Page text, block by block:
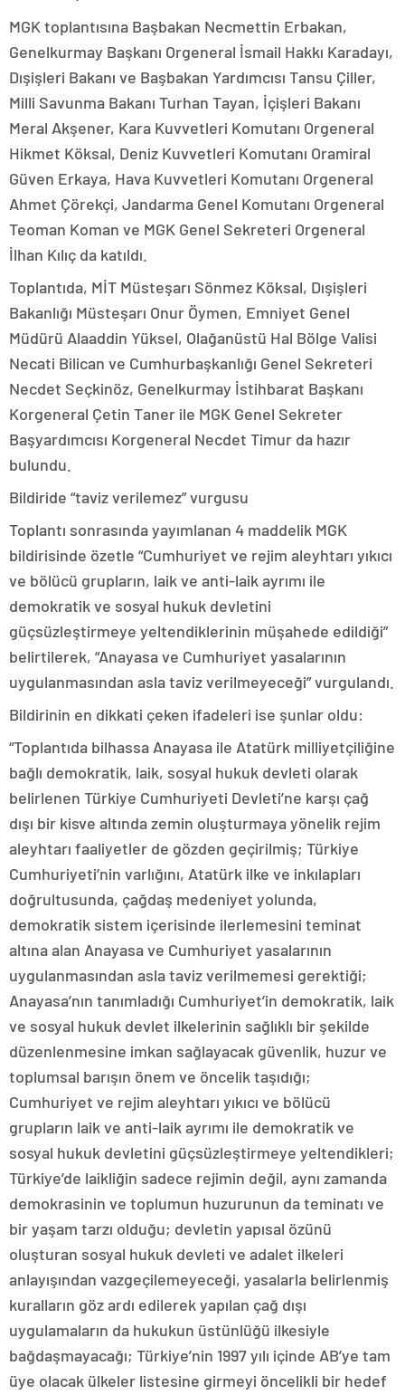
MGK toplantısına Başbakan Necmettin Erbakan,
Genelkurmay Başkanı Orgeneral İsmail Hakkı Karadayı,
Dışişleri Bakanı ve Başbakan Yardımcısı Tansu Çiller,
Milli Savunma Bakanı Turhan Tayan, İçişleri Bakanı
Meral Akşener, Kara Kuvvetleri Komutanı Orgeneral
Hikmet Köksal, Deniz Kuvvetleri Komutanı Oramiral
Güven Erkaya, Hava Kuvvetleri Komutanı Orgeneral
Ahmet Çörekçi, Jandarma Genel Komutanı Orgeneral
Teoman Koman ve MGK Genel Sekreteri Orgeneral
İlhan Kılıç da katıldı.
Toplantıda, MİT Müsteşarı Sönmez Köksal, Dışişleri
Bakanlığı Müsteşarı Onur Öymen, Emniyet Genel
Müdürü Alaaddin Yüksel, Olağanüstü Hal Bölge Valisi
Necati Bilican ve Cumhurbaşkanlığı Genel Sekreteri
Necdet Seçkinöz, Genelkurmay İstihbarat Başkanı
Korgeneral Çetin Taner ile MGK Genel Sekreter
Başyardımcısı Korgeneral Necdet Timur da hazır
bulundu.
Bildiride “taviz verilemez” vurgusu
Toplantı sonrasında yayımlanan 4 maddelik MGK
bildirisinde özetle “Cumhuriyet ve rejim aleyhtarı yıkıcı
ve bölücü grupların, laik ve anti-laik ayrımı ile
demokratik ve sosyal hukuk devletini
güçsüzleştirmeye yeltendiklerinin müşahede edildiği”
belirtilerek, “Anayasa ve Cumhuriyet yasalarının
uygulanmasından asla taviz verilmeyeceği” vurgulandı.
Bildirinin en dikkati çeken ifadeleri ise şunlar oldu:
“Toplantıda bilhassa Anayasa ile Atatürk milliyetçiliğine
bağlı demokratik, laik, sosyal hukuk devleti olarak
belirlenen Türkiye Cumhuriyeti Devleti’ne karşı çağ
dışı bir kisve altında zemin oluşturmaya yönelik rejim
aleyhtarı faaliyetler de gözden geçirilmiş; Türkiye
Cumhuriyeti’nin varlığını, Atatürk ilke ve inkılapları
doğrultusunda, çağdaş medeniyet yolunda,
demokratik sistem içerisinde ilerlemesini teminat
altına alan Anayasa ve Cumhuriyet yasalarının
uygulanmasından asla taviz verilmemesi gerektiği;
Anayasa’nın tanımladığı Cumhuriyet’in demokratik, laik
ve sosyal hukuk devlet ilkelerinin sağlıklı bir şekilde
düzenlenmesine imkan sağlayacak güvenlik, huzur ve
toplumsal barışın önem ve öncelik taşıdığı;
Cumhuriyet ve rejim aleyhtarı yıkıcı ve bölücü
grupların laik ve anti-laik ayrımı ile demokratik ve
sosyal hukuk devletini güçsüzleştirmeye yeltendikleri;
Türkiye’de laikliğin sadece rejimin değil, aynı zamanda
demokrasinin ve toplumun huzurunun da teminatı ve
bir yaşam tarzı olduğu; devletin yapısal özünü
oluşturan sosyal hukuk devleti ve adalet ilkeleri
anlayışından vazgeçilemeyeceği, yasalarla belirlenmiş
kuralların göz ardı edilerek yapılan çağ dışı
uygulamaların da hukukun üstünlüğü ilkesiyle
bağdaşmayacağı; Türkiye’nin 1997 yılı içinde AB’ye tam
üye olacak ülkeler listesine girmeyi öncelikli bir hedef